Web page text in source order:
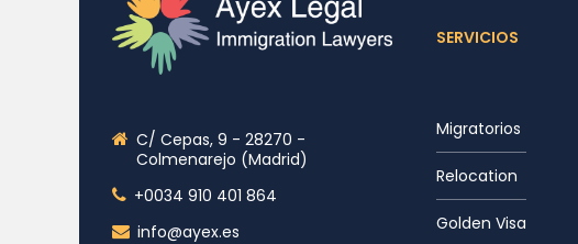
C/ Cepas, 9 - 28270 -
Colmenarejo (Madrid)
+0034 910 401 864
info@ayex.es
SERVICIOS
Migratorios
Relocation
Golden Visa